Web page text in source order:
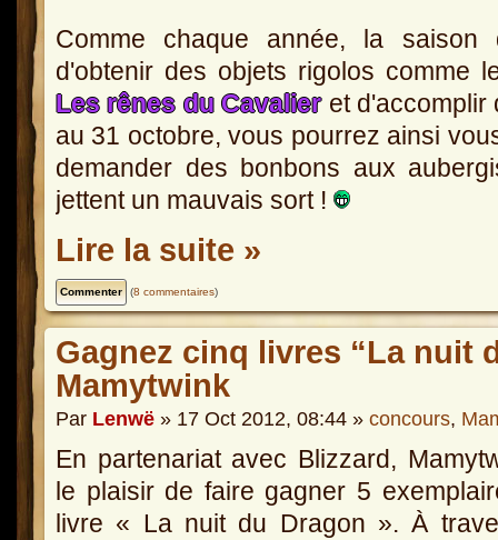
Comme chaque année, la saison
d'obtenir des objets rigolos comme
Les rênes du Cavalieret d'accomplir
au 31 octobre, vous pourrez ainsi
demander des bonbons aux
jettent un mauvais sort !
Lire la suite »
(8 commentaires)
Gagnez cinq livres “La nuit
Mamytwink
Par Lenwë » 17 Oct 2012, 08:44 » concours,
En partenariat avec Blizzard,
le plaisir de faire gagner 5
livre « La nuit du Dragon ». À